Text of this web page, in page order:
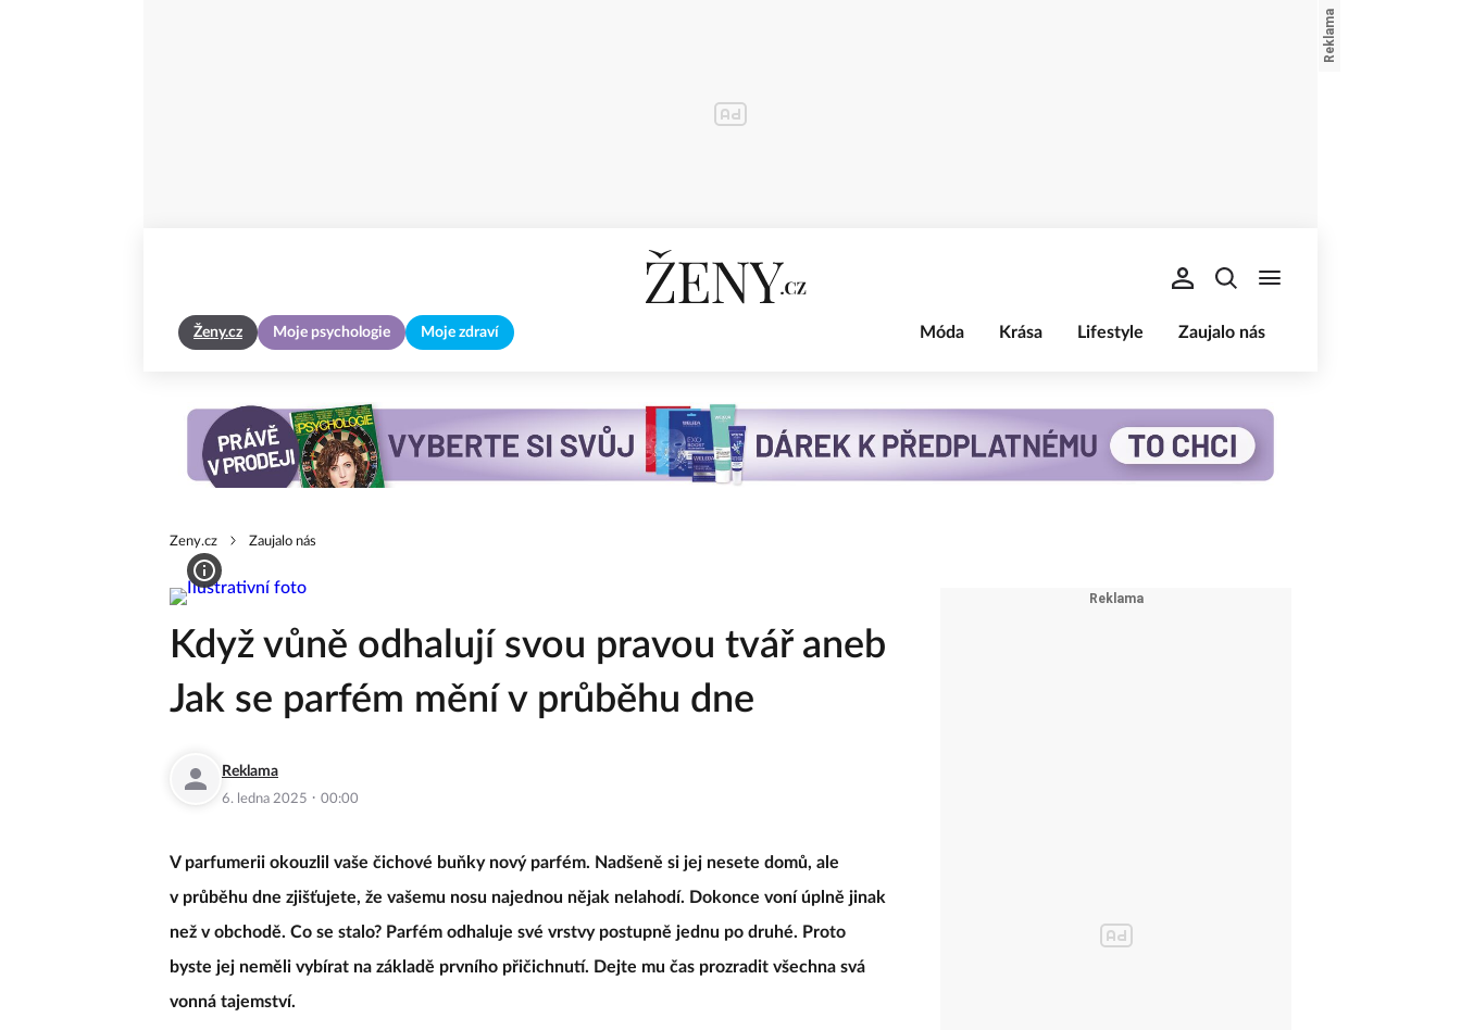
Ženy.cz Moje psychologie Moje zdraví Móda Krása Lifestyle Zaujalo nás
Zeny.cz Zaujalo nás
Když vůně odhalují svou pravou tvář aneb
Jak se parfém mění v průběhu dne
Reklama
6. ledna 2025 · 00:00
V parfumerii okouzlil vaše čichové buňky nový parfém. Nadšeně si jej nesete domů, ale
v průběhu dne zjišťujete, že vašemu nosu najednou nějak nelahodí. Dokonce voní úplně jinak
než v obchodě. Co se stalo? Parfém odhaluje své vrstvy postupně jednu po druhé. Proto
byste jej neměli vybírat na základě prvního přičichnutí. Dejte mu čas prozradit všechna svá
vonná tajemství.